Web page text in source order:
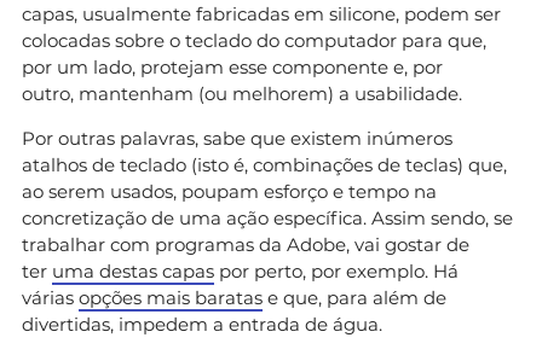
capas, usualmente fabricadas em silicone, podem ser
colocadas sobre o teclado do computador para que,
por um lado, protejam esse componente e, por
outro, mantenham (ou melhorem) a usabilidade.
Por outras palavras, sabe que existem inúmeros
atalhos de teclado (isto é, combinações de teclas) que,
ao serem usados, poupam esforço e tempo na
concretização de uma ação específica. Assim sendo, se
trabalhar com programas da Adobe, vai gostar de
ter uma destas capas por perto, por exemplo. Há
várias opções mais baratas e que, para além de
divertidas, impedem a entrada de água.